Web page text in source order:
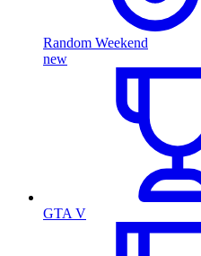
Random Weekend
new
GTA V